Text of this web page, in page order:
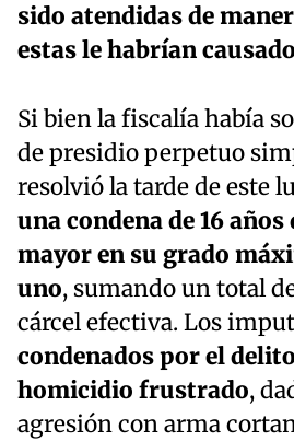
sido atendidas de
estas le habrían
Si bien la fiscalía había
de presidio perpetuo
resolvió la tarde de este
una condena de 16
mayor en su grado
uno, sumando un total
cárcel efectiva. Los
condenados por el
homicidio frustrado,
agresión con arma